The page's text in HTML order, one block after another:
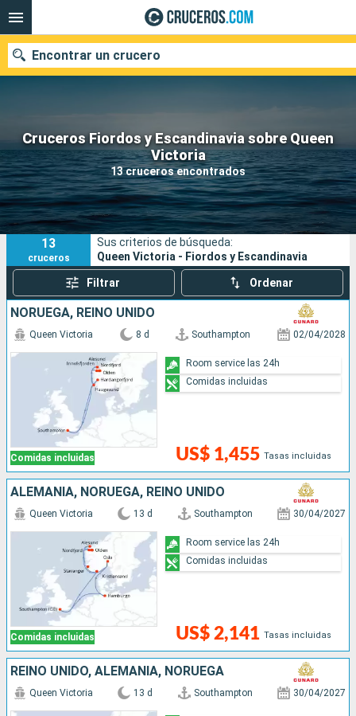
Cruceros Fiordos y Escandinavia sobre Queen
Victoria
13 cruceros encontrados
Encontrar un crucero
Nuestros destinos
Fecha de salida
Puertos Compañías
Buscar
13
cruceros
Sus criterios de búsqueda:
Queen Victoria - Fiordos y Escandinavia
Filtrar Ordenar
NORUEGA, REINO UNIDO
Comidas incluidas
Queen Victoria 8 d Southampton 02/04/2028
US$ 1,455 Tasas incluidas
Room service las 24h
Comidas incluidas
ALEMANIA, NORUEGA, REINO UNIDO
Comidas incluidas
Queen Victoria 13 d Southampton 30/04/2027
US$ 2,141 Tasas incluidas
Room service las 24h
Comidas incluidas
REINO UNIDO, ALEMANIA, NORUEGA
Queen Victoria 13 d Southampton 30/04/2027